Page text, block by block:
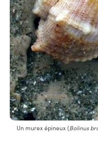
Un murex épineux (Bolinus